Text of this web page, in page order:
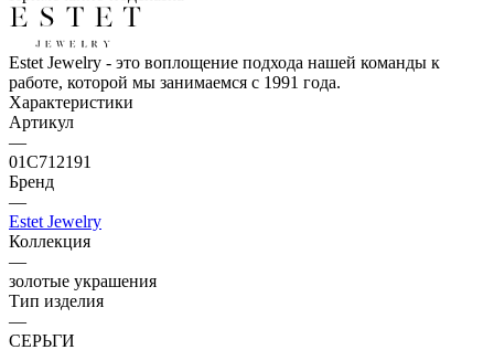
Estet Jewelry - это воплощение подхода нашей команды к
работе, которой мы занимаемся с 1991 года.
Характеристики
Артикул
—
01С712191
Бренд
—
Estet Jewelry
Коллекция
—
золотые украшения
Тип изделия
—
СЕРЬГИ